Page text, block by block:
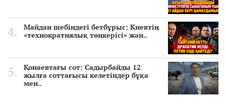
Майдан шебіндегі бетбұрыс: Киевтің
«технократиялық төңкерісі» жән..
Қонаевтағы сот: Садырбайды 12
жылға соттағысы келетіндер бұқа
мен..